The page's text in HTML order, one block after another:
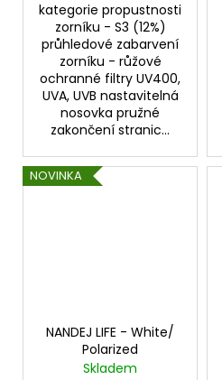
kategorie propustnosti
zorníku - S3 (12%)
průhledové zabarvení
zorníku - růžové
ochranné filtry UV400,
UVA, UVB nastavitelná
nosovka pružné
zakončení stranic...
NOVINKA
NANDEJ LIFE - White/
Polarized
Skladem